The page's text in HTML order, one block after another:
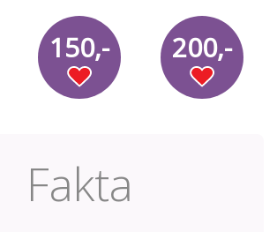
150,- 200,-
Fakta